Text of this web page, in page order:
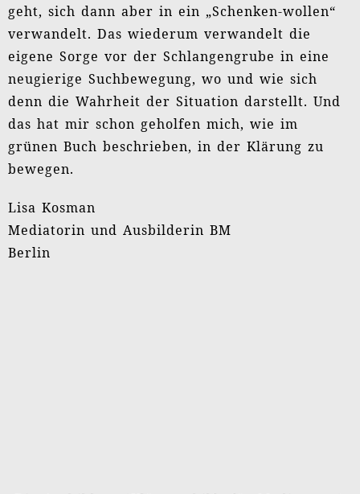
geht, sich dann aber in ein „Schenken-wollen“
verwandelt. Das wiederum verwandelt die
eigene Sorge vor der Schlangengrube in eine
neugierige Suchbewegung, wo und wie sich
denn die Wahrheit der Situation darstellt. Und
das hat mir schon geholfen mich, wie im
grünen Buch beschrieben, in der Klärung zu
bewegen.
Lisa Kosman
Mediatorin und Ausbilderin BM
Berlin